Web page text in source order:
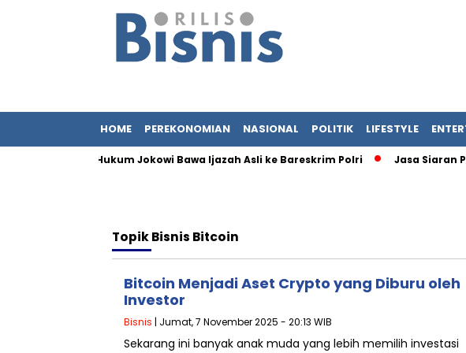
HOME PEREKONOMIAN NASIONAL POLITIK LIFESTYLE
Tim Kuasa Hukum Jokowi Bawa Ijazah Asli ke Bareskrim Polri Jasa Siaran
TopikBisnis Bitcoin
Bitcoin Menjadi Aset Crypto yang Diburu oleh
Investor
Bisnis | Jumat, 7 November 2025 - 20:13 WIB
Sekarang ini banyak anak muda yang lebih memilih investasi